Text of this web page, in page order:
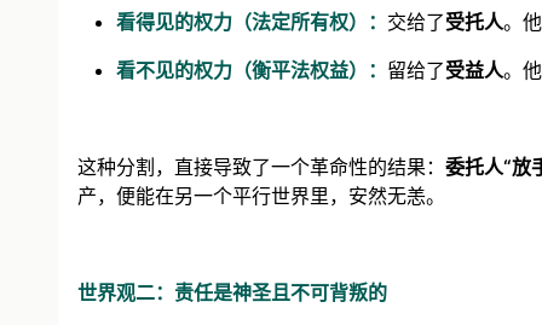
看得见的权力（法定所有权）： 交给了受托人。
看不见的权力（衡平法权益）： 留给了受益人。
这种分割，直接导致了一个革命性的结果： 委托人“放
产，便能在另一个平行世界里，安然无恙。
世界观二：责任是神圣且不可背叛的